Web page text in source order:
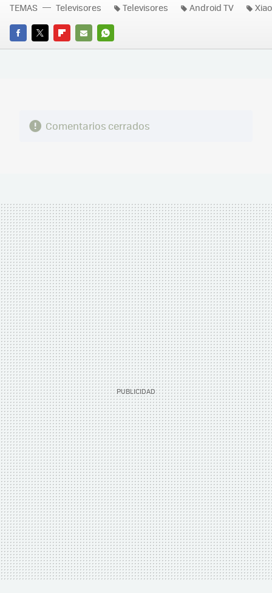
FACEBOOK
TWITTERFLIPBOARD
E-
WHATSAPP
TEMAS Televisores Televisores Android TV
Comentarios cerrados